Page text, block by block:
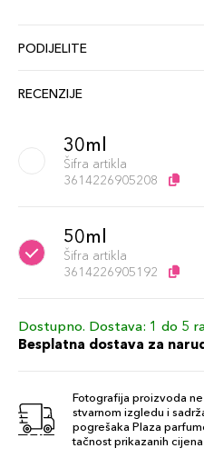
PODIJELITE
RECENZIJE
30ml
Šifra artikla
3614226905208
50ml
Šifra artikla
3614226905192
Dostupno. Dostava: 1 do 5
Besplatna dostava za
Fotografija proizvoda
stvarnom izgledu i
pogrešaka Plaza
tačnost prikazanih